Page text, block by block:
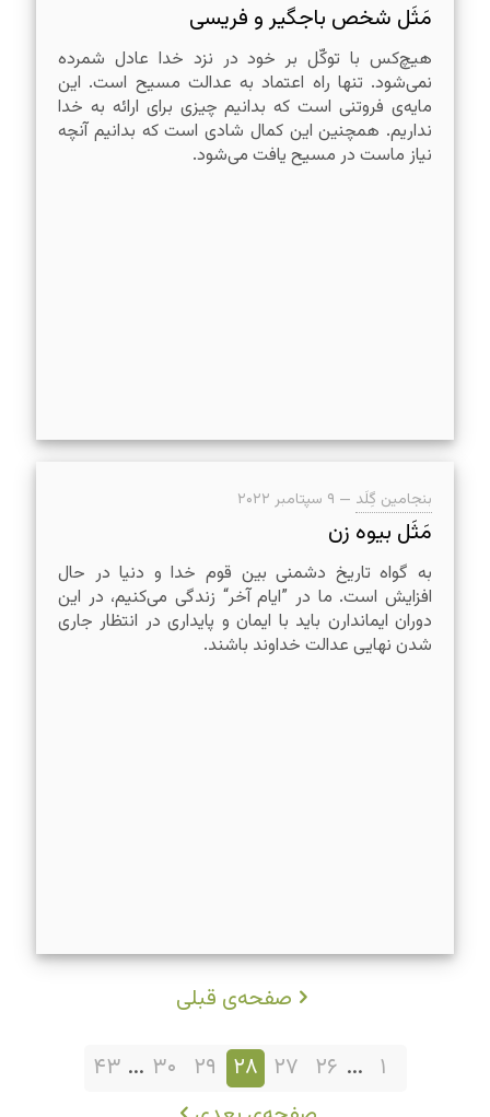
مَثَل شخص باجگیر و فریسی
هیچ‌کس با توکّل بر خود در نزد خدا عادل شمرده
نمی‌شود. تنها راه اعتماد به عدالت مسیح است. این
مایه‌ی فروتنی است که بدانیم چیزی برای ارائه به خدا
نداریم. همچنین این کمال شادی است که بدانیم آنچه
نیاز ماست در مسیح یافت می‌شود.
بنجامین گِلَد — ۹ سپتامبر ۲۰۲۲
مَثَل بیوه زن
به گواه تاریخ دشمنی بین قوم خدا و دنیا در حال
افزایش است. ما در ”ایام آخر“ زندگی می‌کنیم، در این
دوران ایماندارن باید با ایمان و پایداری در انتظار جاری
شدن نهایی عدالت خداوند باشند.
صفحه‌ی قبلی
۱ ... ۲۶ ۲۷ ۲۸ ۲۹ ۳۰ ... ۴۳